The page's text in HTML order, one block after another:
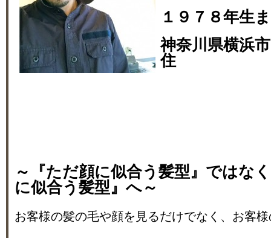
１９７８年生
神奈川県横浜
住
～『ただ顔に似合う髪型』ではな
に似合う髪型』へ～
お客様の髪の毛や顔を見るだけでなく、お客